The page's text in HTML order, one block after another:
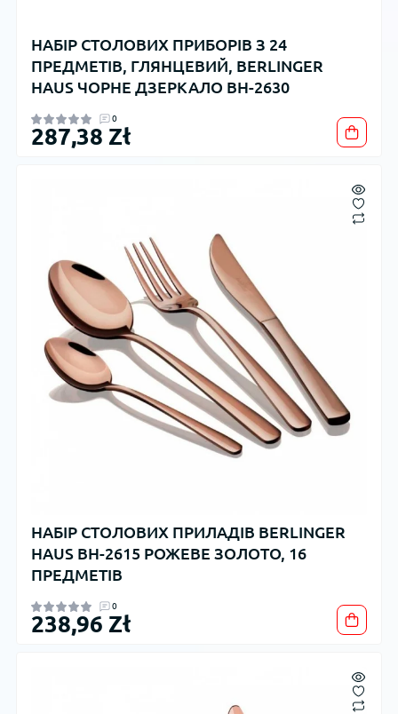
НАБІР СТОЛОВИХ ПРИБОРІВ З 24
ПРЕДМЕТІВ, ГЛЯНЦЕВИЙ, BERLINGER
HAUS ЧОРНЕ ДЗЕРКАЛО BH-2630
0
287,38 Zł
НАБІР СТОЛОВИХ ПРИЛАДІВ BERLINGER
HAUS BH-2615 РОЖЕВЕ ЗОЛОТО, 16
ПРЕДМЕТІВ
0
238,96 Zł